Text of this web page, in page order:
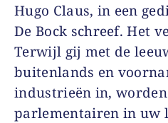
Hugo Claus, in een
De Bock schreef. Het
Terwijl gij met de
buitenlands en
industrieën in, worden
parlementairen in uw